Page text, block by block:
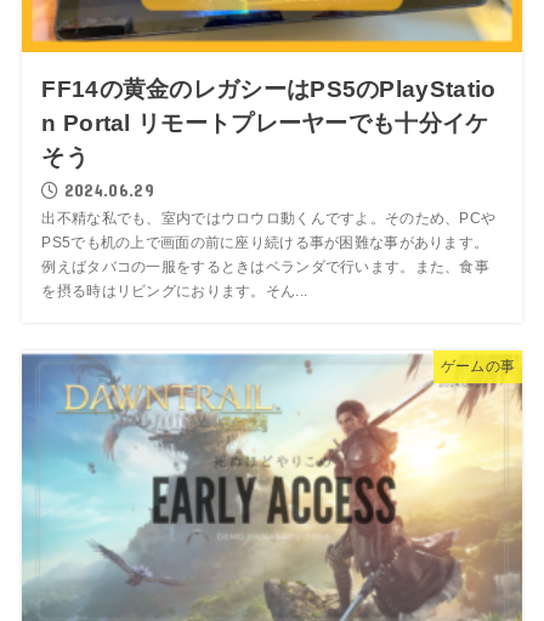
FF14の黄金のレガシーはPS5のPlayStatio
n Portal リモートプレーヤーでも十分イケ
そう
2024.06.29
出不精な私でも、室内ではウロウロ動くんですよ。そのため、PCや
PS5でも机の上で画面の前に座り続ける事が困難な事があります。
例えばタバコの一服をするときはベランダで行います。また、食事
を摂る時はリビングにおります。そん...
ゲームの事